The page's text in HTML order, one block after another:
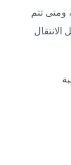
ومتى تتم
الانتقال